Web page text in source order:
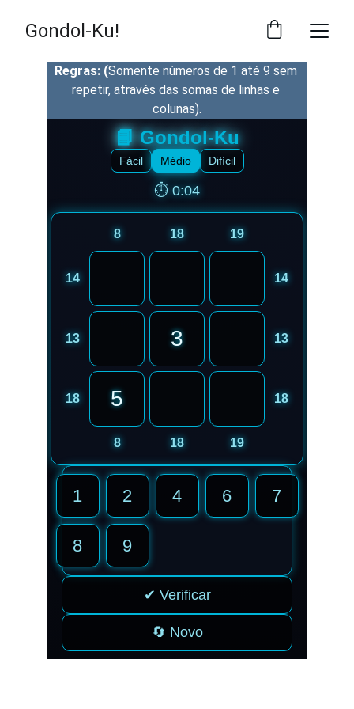
Gondol-Ku!
Regras: (Somente números de 1 até 9 sem
repetir, através das somas de linhas e
colunas).